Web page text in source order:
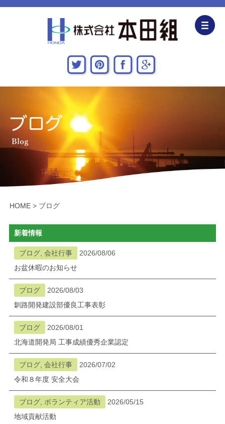
企業情報
CSR活動
主な施工実績
関連会社
お問い合わせ・アクセス
HOME> ブログ
新着情報
ブログ, 会社行事
2026/08/06
お盆休暇のお知らせ
ブログ
2026/08/03
釧路開発建設部優良工事表彰
ブログ
2026/08/01
北海道開発局 工事成績優秀企業認定
ブログ, 会社行事
2026/07/02
令和８年度 安全大会
ブログ, ボランティア活動
2026/05/15
地域貢献活動